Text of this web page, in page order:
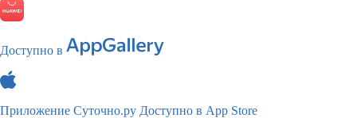
Доступно в
Приложение Суточно.ру Доступно в App Store